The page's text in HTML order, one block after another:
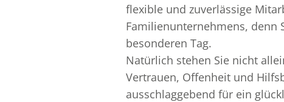
flexible und zuverlässige
Familienunternehmens, denn
besonderen Tag.
Natürlich stehen Sie nicht
Vertrauen, Offenheit und
ausschlaggebend für ein